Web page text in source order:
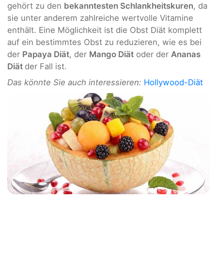
gehört zu den bekanntesten Schlankheitskuren, da
sie unter anderem zahlreiche wertvolle Vitamine
enthält. Eine Möglichkeit ist die Obst Diät komplett
auf ein bestimmtes Obst zu reduzieren, wie es bei
der Papaya Diät, der Mango Diät oder der Ananas
Diät der Fall ist.
Das könnte Sie auch interessieren: Hollywood-Diät